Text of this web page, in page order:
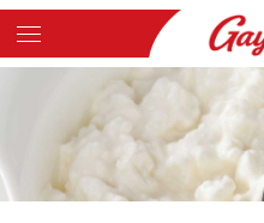
Skip
to